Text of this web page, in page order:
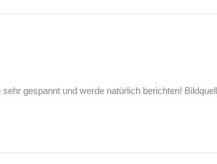
gespannt und werde natürlich berichten!